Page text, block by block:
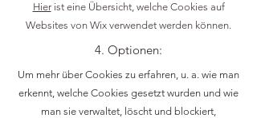
Hierist eine Übersicht, welche Cookies auf
Websites von Wix verwendet werden können.
4. Optionen:
Um mehr über Cookies zu erfahren, u. a. wie man
erkennt, welche Cookies gesetzt wurden und wie
man sie verwaltet, löscht und blockiert,